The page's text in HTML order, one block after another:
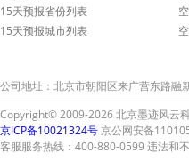
15天预报省份列表
15天预报城市列表
公司地址：北京市朝阳区来广营东路
Copyright© 2009-2026 北京墨迹风云
京ICP备10021324号京公网安备
客服服务热线：400-880-0599 违法和